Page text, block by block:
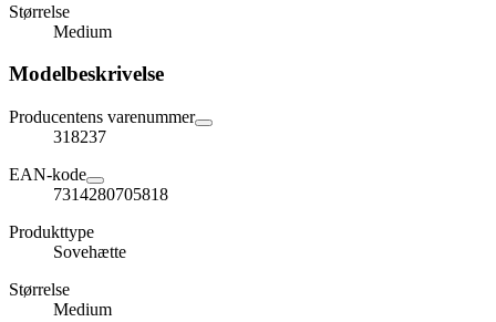
Størrelse
Medium
Modelbeskrivelse
Producentens varenummer
318237
EAN-kode
7314280705818
Produkttype
Sovehætte
Størrelse
Medium